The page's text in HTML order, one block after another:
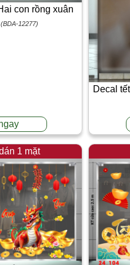
con rồng xuân
(BDA-12277)
Decal
1 mặt